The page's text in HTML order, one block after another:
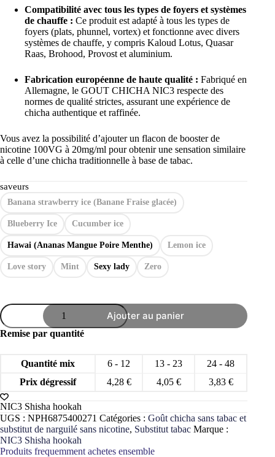
Compatibilité avec tous les types de foyers et systèmes
de chauffe : Ce produit est adapté à tous les types de
foyers (plats, phunnel, vortex) et fonctionne avec divers
systèmes de chauffe, y compris Kaloud Lotus, Quasar
Raas, Brohood, Provost et aluminium.
Fabrication européenne de haute qualité : Fabriqué en
Allemagne, le GOUT CHICHA NIC3 respecte des
normes de qualité strictes, assurant une expérience de
chicha authentique et raffinée.
Vous avez la possibilité d’ajouter un flacon de booster de
nicotine 100VG à 20mg/ml pour obtenir une sensation similaire
à celle d’une chicha traditionnelle à base de tabac.
saveurs
Banana strawberry ice (Banane Fraise glacée)
Blueberry Ice Cucumber ice
Hawai (Ananas Mangue Poire Menthe) Lemon ice
Love story Mint Sexy lady Zero
quantité
de
Goût
chicha
mélasse
sans
tabac
ni
nicotine
Ajouter au panier
Remise par quantité
Quantité mix 6 - 12 13 - 23
24 - 48
Prix dégressif
4,28 € 4,05 € 3,83 €
NIC3 Shisha hookah
UGS : NPH6875400271 Catégories : Goût chicha sans tabac et
substitut de narguilé sans nicotine, Substitut tabac Marque :
NIC3 Shisha hookah
Produits frequemment achetes ensemble